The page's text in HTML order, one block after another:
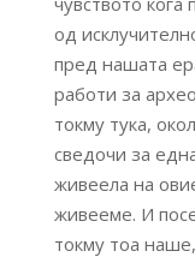
од
пред нашата
работи за
токму тука,
сведочи за
живеела на
живееме. И
токму тоа